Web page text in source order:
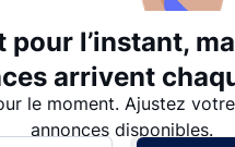
l’instant,
arrivent
le moment. Ajustez
annonces disponibles.